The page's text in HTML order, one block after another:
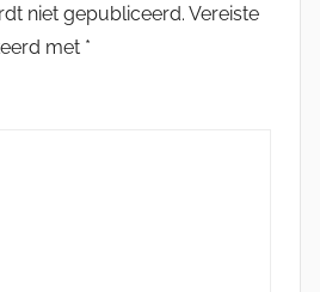
niet gepubliceerd. Vereiste
met *